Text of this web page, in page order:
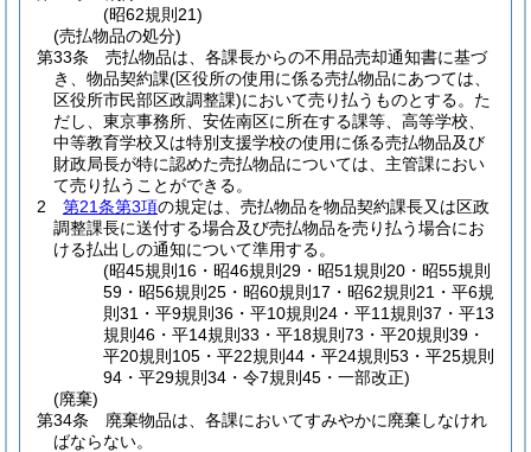
(昭62規則21)
(売払物品の処分)
第33条
売払物品は、各課長からの不用品売却通知書に基づ
き、物品契約課(区役所の使用に係る売払物品にあつては、
区役所市民部区政調整課)において売り払うものとする。 た
だし、東京事務所、安佐南区に所在する課等、高等学校、
中等教育学校又は特別支援学校の使用に係る売払物品及び
財政局長が特に認めた売払物品については、主管課におい
て売り払うことができる。
2
第21条第3項の規定は、売払物品を物品契約課長又は区政
調整課長に送付する場合及び売払物品を売り払う場合にお
ける払出しの通知について準用する。
(昭45規則16・昭46規則29・昭51規則20・昭55規則
59・昭56規則25・昭60規則17・昭62規則21・平6規
則31・平9規則36・平10規則24・平11規則37・平13
規則46・平14規則33・平18規則73・平20規則39・
平20規則105・平22規則44・平24規則53・平25規則
94・平29規則34・令7規則45・一部改正)
(廃棄)
第34条
廃棄物品は、各課においてすみやかに廃棄しなけれ
ばならない。